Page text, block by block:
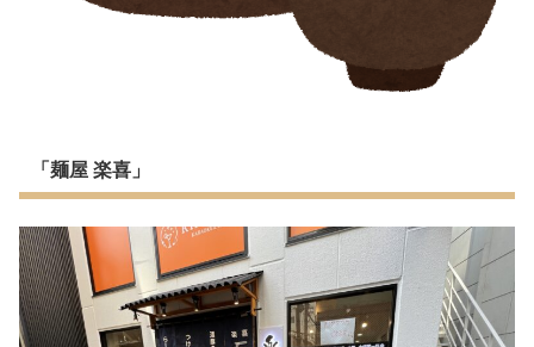
「麺屋 楽喜」